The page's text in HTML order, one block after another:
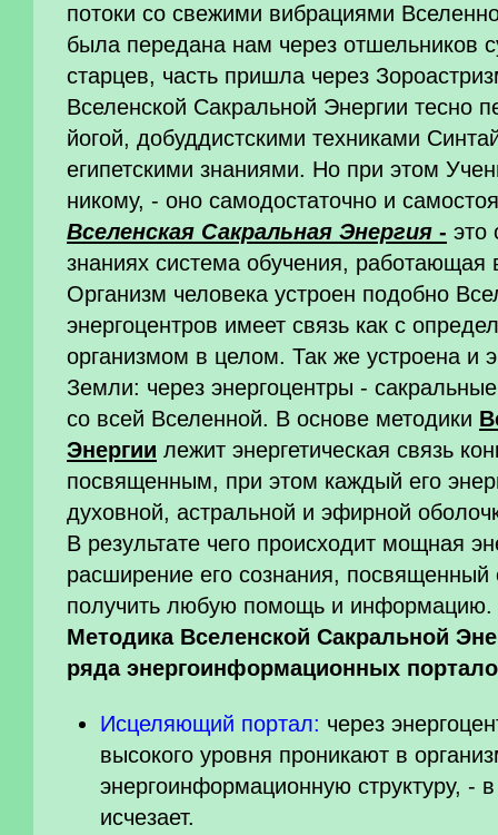
потоки со свежими вибрациями
была передана нам через отшельников
старцев, часть пришла через
Вселенской Сакральной Энергии тесно
йогой, добуддистскими техниками
египетскими знаниями. Но при этом
никому, - оно самодостаточно и
Вселенская Сакральная Энергия - это
знаниях система обучения,
Организм человека устроен подобно
энергоцентров имеет связь как с
организмом в целом. Так же устроена и
Земли: через энергоцентры -
со всей Вселенной. В основе методики
Энергии лежит энергетическая связь
посвященным, при этом каждый его
духовной, астральной и эфирной
В результате чего происходит мощная
расширение его сознания, посвященный
получить любую помощь и информацию.
Методика Вселенской Сакральной
ряда энергоинформационных
Исцеляющий портал: через
высокого уровня проникают в
энергоинформационную структуру, -
исчезает.